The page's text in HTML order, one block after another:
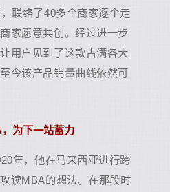
联络了40多个商家逐个走
家愿意共创。经过进一步
用户见到了这款占满各大
今该产品销量曲线依然可
为下一站蓄力
年，他在马来西亚进行跨
读MBA的想法。在那段时